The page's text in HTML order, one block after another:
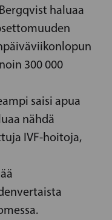
haluaa
300 000
saisi apua
nähdä
IVF-hoitoja,